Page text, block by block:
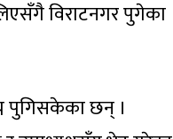
विराटनगर पुगेका
पुगिसकेका छन् ।